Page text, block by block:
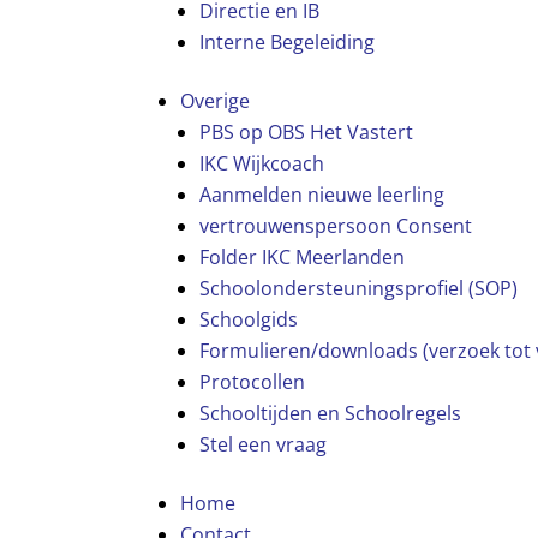
Directie en IB
Interne Begeleiding
Overige
PBS op OBS Het Vastert
IKC Wijkcoach
Aanmelden nieuwe leerling
vertrouwenspersoon Consent
Folder IKC Meerlanden
Schoolondersteuningsprofiel (SOP)
Schoolgids
Formulieren/downloads (verzoek tot
Protocollen
Schooltijden en Schoolregels
Stel een vraag
Home